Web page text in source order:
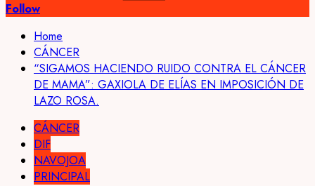
Follow
Home
CÁNCER
“SIGAMOS HACIENDO RUIDO CONTRA EL CÁNCER
DE MAMA”: GAXIOLA DE ELÍAS EN IMPOSICIÓN DE
LAZO ROSA.
CÁNCER
DIF
NAVOJOA
PRINCIPAL